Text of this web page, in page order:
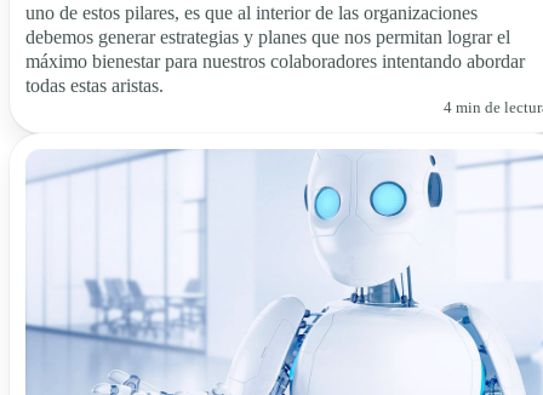
uno de estos pilares, es que al interior de las organizaciones
debemos generar estrategias y planes que nos permitan lograr el
máximo bienestar para nuestros colaboradores intentando abordar
todas estas aristas.
4 min de